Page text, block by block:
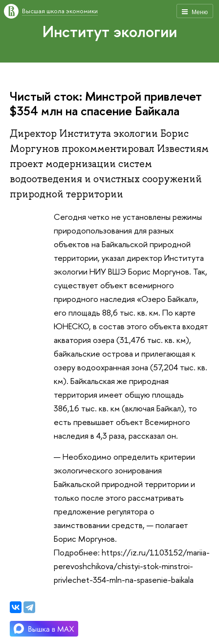
Меню
Высшая школа экономики
Институт экологии
Чистый сток: Минстрой привлечет
$354 млн на спасение Байкала
Директор Института экологии Борис
Моргунов прокомментировал Известиям
проект модернизации систем
водоотведения и очистных сооружений
природной территории
Сегодня четко не установлены режимы
природопользования для разных
объектов на Байкальской природной
территории, указал директор Института
экологии НИУ ВШЭ Борис Моргунов. Так,
существует объект всемирного
природного наследия «Озеро Байкал»,
его площадь 88,6 тыс. кв. км. По карте
ЮНЕСКО, в состав этого объекта входят
акватория озера (31,476 тыс. кв. км),
байкальские острова и прилегающая к
озеру водоохранная зона (57,204 тыс. кв.
км). Байкальская же природная
территория имеет общую площадь
386,16 тыс. кв. км (включая Байкал), то
есть превышает объект Всемирного
наследия в 4,3 раза, рассказал он.
— Необходимо определить критерии
экологического зонирования
Байкальской природной территории и
только после этого рассматривать
предложение регулятора о
заимствовании средств, — полагает
Борис Моргунов.
Подробнее: https://iz.ru/1103152/mariia-
perevoshchikova/chistyi-stok-minstroi-
privlechet-354-mln-na-spasenie-baikala